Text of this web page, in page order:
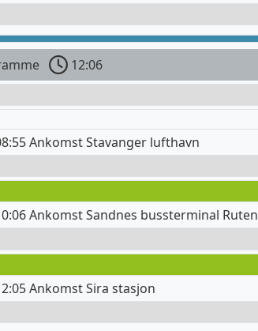
12:06
Ankomst Stavanger lufthavn
Ankomst Sandnes bussterminal Ruten
Ankomst Sira stasjon